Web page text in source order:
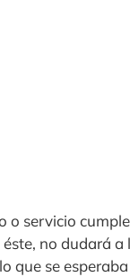
o servicio
no dudará
que se